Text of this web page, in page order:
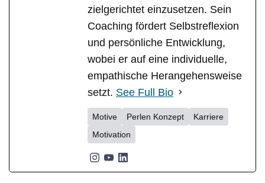
zielgerichtet einzusetzen. Sein
Coaching fördert Selbstreflexion
und persönliche Entwicklung,
wobei er auf eine individuelle,
empathische Herangehensweise
setzt. See Full Bio
Motive Perlen Konzept
Karriere
Motivation